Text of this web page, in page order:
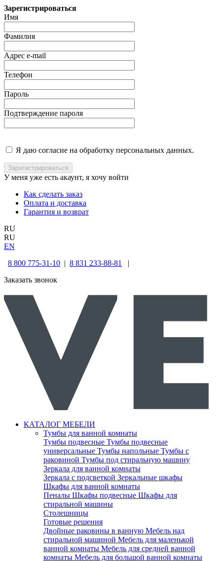
Зарегистрироваться
Имя
Фамилия
Адрес e-mail
Телефон
Пароль
Подтверждение пароля
Я даю согласие на обработку персональных данных.
У меня уже есть акаунт, я хочу войти
Как сделать заказ
Оплата и доставка
Гарантия и возврат
RU
RU
EN
8 800 775-31-10 | 8 831 233-88-81
|
Заказать звонок
КАТАЛОГ МЕБЕЛИ
Тумбы для ванной комнаты
Тумбы подвесные Тумбы подвесные
универсальные Тумбы напольные Тумбы с
раковиной Тумбы под стиральную машину
Зеркала для ванной комнаты
Зеркала с подсветкой Зеркальные шкафы
Шкафы для ванной комнаты
Пеналы Шкафы подвесные Шкафы для
стиральной машины
Столешницы
Готовые решения
Двойные раковины в ванную Мебель над
стиральной машиной Мебель для маленькой
ванной комнаты Мебель для средней ванной
комнаты Мебель для большой ванной комнаты